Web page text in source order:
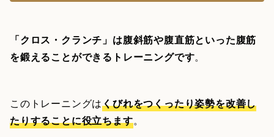
「クロス・クランチ」は腹斜筋や腹直筋といった腹筋
を鍛えることができるトレーニングです。
このトレーニングはくびれをつくったり姿勢を改善し
たりすることに役立ちます。